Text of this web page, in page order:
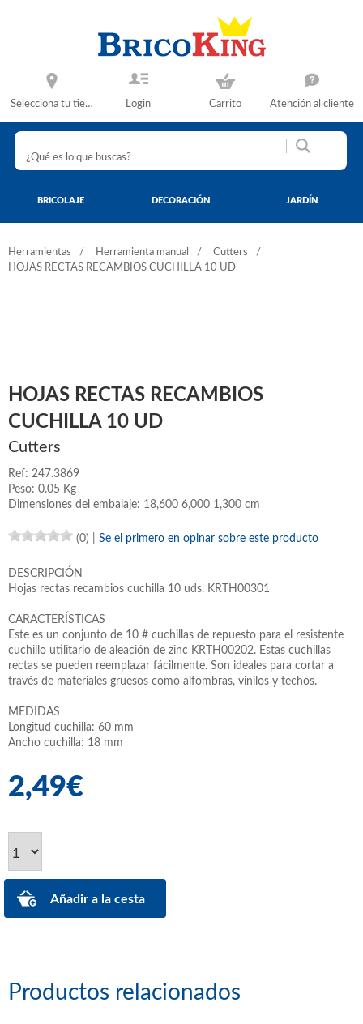
Selecciona tu tienda Login Carrito Atención al cliente
BRICOLAJE DECORACIÓN JARDÍN
Herramientas Herramienta manual
Cutters
HOJAS RECTAS RECAMBIOS CUCHILLA 10 UD
HOJAS RECTAS RECAMBIOS
CUCHILLA 10 UD
Cutters
Ref: 247.3869
Peso: 0.05 Kg
Dimensiones del embalaje: 18,600 6,000 1,300 cm
(0) Se el primero en opinar sobre este producto
DESCRIPCIÓN
Hojas rectas recambios cuchilla 10 uds. KRTH00301
CARACTERÍSTICAS
Este es un conjunto de 10 # cuchillas de repuesto para el resistente
cuchillo utilitario de aleación de zinc KRTH00202. Estas cuchillas
rectas se pueden reemplazar fácilmente. Son ideales para cortar a
través de materiales gruesos como alfombras, vinilos y techos.
MEDIDAS
Longitud cuchilla: 60 mm
Ancho cuchilla: 18 mm
2,49€
Productos relacionados